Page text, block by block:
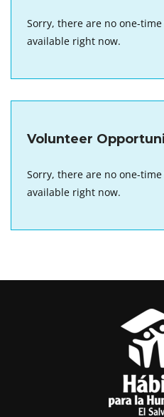
Sorry, there are no one-
available right now.
Volunteer
Sorry, there are no one-
available right now.